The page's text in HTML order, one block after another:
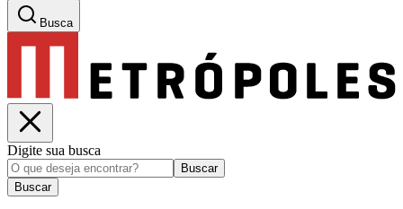
Busca
Digite sua busca
Buscar
Buscar